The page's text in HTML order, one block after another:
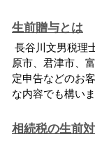
生前贈与とは
長谷川文男税理
原市、君津市、
定申告などのお
な内容でも構い
相続税の生前